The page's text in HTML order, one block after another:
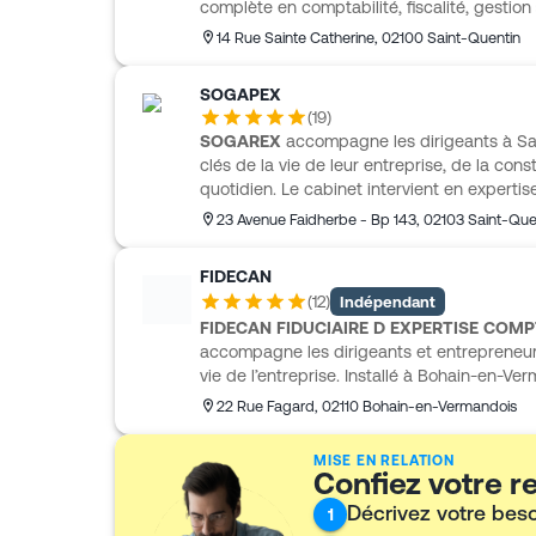
complète en comptabilité, fiscalité, gestion
accompagnement juridique et
plus de 400 clients, de la TPE à la PME,
proximité. Le cabinet intervient aussi sur la
d’activité, la trésorerie, le reporting et les
dans leurs décisions au quotidien.
14 Rue Sainte Catherine, 02100 Saint-Quentin
SOGAPEX
(19)
SOGAREX accompagne les dirigeants à
clés de la vie de leur entreprise, de la
quotidien. Le cabinet intervient en
questions sociales, juridiques et fiscales,
client, qu’il soit libéral, commerçant ou
activité de commissariat aux comptes
coopératives et de syndicats.
23 Avenue Faidherbe - Bp 143, 02103 Saint-
FIDECAN
(12) Indépendant
FIDECAN FIDUCIAIRE D EXPERTISE
accompagne les dirigeants et
vie de l’entreprise. Installé à Bohain-en-
de 30 ans d’expérience en gestion
transmission. Avec ses plusieurs sites et
notaires, assureurs et gestionnaires de
EXPERTISE COMPTABLE DE L AISNE ET
22 Rue Fagard, 02110 Bohain-en-Vermandois
MISE EN RELATION
Confiez votre
1 Décrivez votre